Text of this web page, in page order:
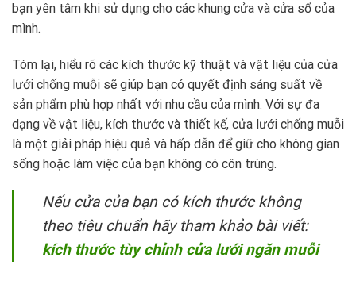
bạn yên tâm khi sử dụng cho các khung cửa và cửa sổ của
mình.
Tóm lại, hiểu rõ các kích thước kỹ thuật và vật liệu của cửa
lưới chống muỗi sẽ giúp bạn có quyết định sáng suất về
sản phẩm phù hợp nhất với nhu cầu của mình. Với sự đa
dạng về vật liệu, kích thước và thiết kế, cửa lưới chống muỗi
là một giải pháp hiệu quả và hấp dẫn để giữ cho không gian
sống hoặc làm việc của bạn không có côn trùng.
Nếu cửa của bạn có kích thước không
theo tiêu chuẩn hãy tham khảo bài viết:
kích thước tùy chỉnh cửa lưới ngăn muỗi